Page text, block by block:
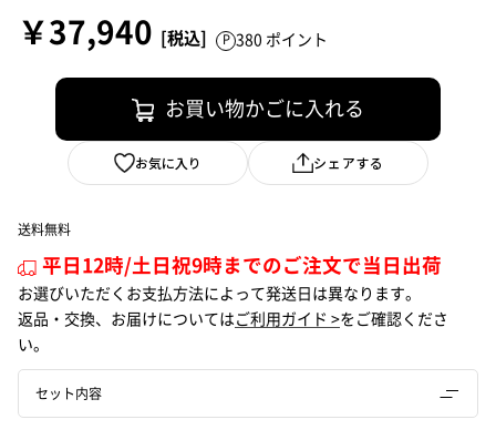
￥37,940 380 ポイント
お買い物かごに入れる
お気に入り シェアする
送料無料
平日12時/土日祝9時までのご注文で当日出荷
お選びいただくお支払方法によって発送日は異なります。
返品・交換、お届けについては ご利用ガイド >をご確認くださ
い。
セット内容